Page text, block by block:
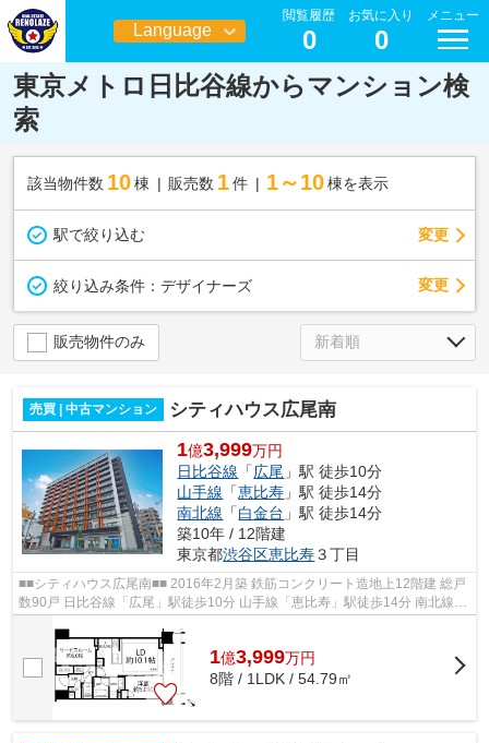
Language
日本語
閲覧履歴
0
お気に入り
0
メニュー
東京メトロ日比谷線からマンション検
索
該当物件数 10棟 販売数 1 件 1～10 棟を表示
駅で絞り込む 変更
絞り込み条件： デザイナーズ 変更
販売物件のみ
売買 | 中古マンション シティハウス広尾南
1億3,999万円
日比谷線 「広尾 」駅 徒歩10分
山手線 「恵比寿 」駅 徒歩14分
南北線 「白金台 」駅 徒歩14分
築10年 / 12階建
東京都渋谷区恵比寿３丁目
■■シティハウス広尾南■■ 2016年2月築 鉄筋コンクリート造地上12階建 総戸
数90戸 日比谷線「広尾」駅徒歩10分 山手線「恵比寿」駅徒歩14分 南北線・
1億3,999万円
8階 / 1LDK / 54.79㎡